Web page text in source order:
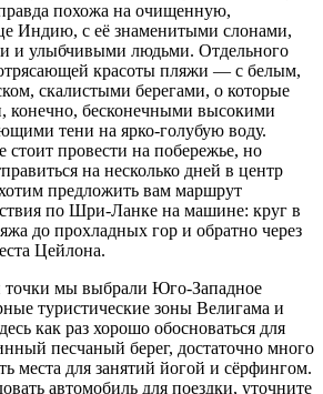
похожа на очищенную,
Индию, с её знаменитыми слонами,
и улыбчивыми людьми. Отдельного
красоты пляжи — с белым,
скалистыми берегами, о которые
конечно, бесконечными высокими
тени на ярко-голубую воду.
провести на побережье, но
на несколько дней в центр
предложить вам маршрут
по Шри-Ланке на машине: круг в
до прохладных гор и обратно через
Цейлона.
точки мы выбрали Юго-Западное
туристические зоны Велигама и
как раз хорошо обосноваться для
песчаный берег, достаточно много
места для занятий йогой и сёрфингом.
автомобиль для поездки, уточните